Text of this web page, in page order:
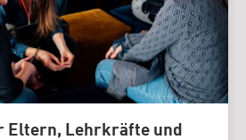
Eltern, Lehrkräfte und